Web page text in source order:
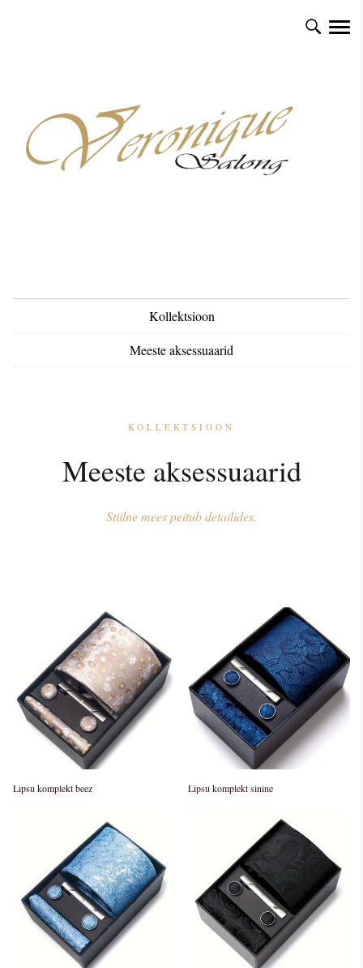
Kollektsioon
Meeste aksessuaarid
KOLLEKTSIOON
Meeste aksessuaarid
Stiilne mees peitub detailides.
Lipsu komplekt beez Lipsu komplekt sinine